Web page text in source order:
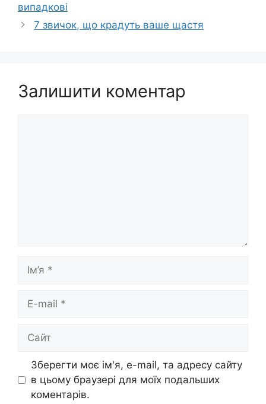
випадкові
7 звичок, що крадуть ваше щастя
Залишити коментар
mail
Зберегти моє ім'я, e-mail, та адресу сайту
в цьому браузері для моїх подальших
коментарів.